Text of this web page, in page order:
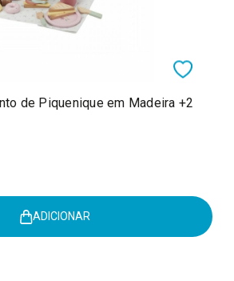
de Piquenique em Madeira +2
ADICIONAR